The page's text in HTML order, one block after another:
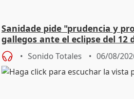
Sanidade pide "prudencia y
gallegos ante el eclipse del 12
Sonido Totales 06/08/